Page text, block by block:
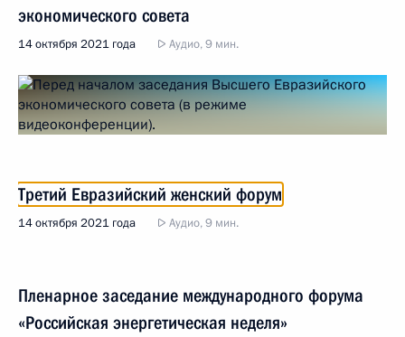
экономического совета
14 октября 2021 года Аудио, 9 мин.
Третий Евразийский женский форум
14 октября 2021 года Аудио, 9 мин.
Пленарное заседание международного форума
«Российская энергетическая неделя»